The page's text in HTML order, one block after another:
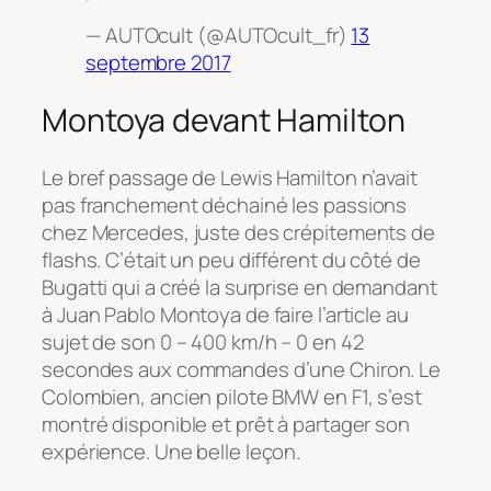
— AUTOcult (@AUTOcult_fr) 13
septembre 2017
Montoya devant Hamilton
Le bref passage de Lewis Hamilton n’avait
pas franchement déchainé les passions
chez Mercedes, juste des crépitements de
flashs. C’était un peu différent du côté de
Bugatti qui a créé la surprise en demandant
à Juan Pablo Montoya de faire l’article au
sujet de son 0 – 400 km/h – 0 en 42
secondes aux commandes d’une Chiron. Le
Colombien, ancien pilote BMW en F1, s’est
montré disponible et prêt à partager son
expérience. Une belle leçon.